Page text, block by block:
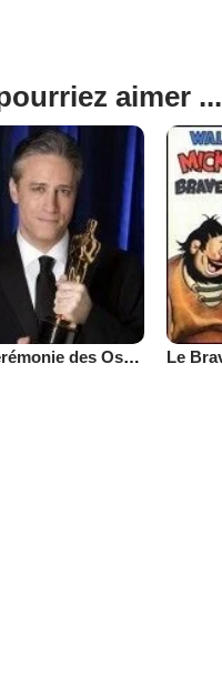
aimer ...
Cérémonie des Oscars 2008